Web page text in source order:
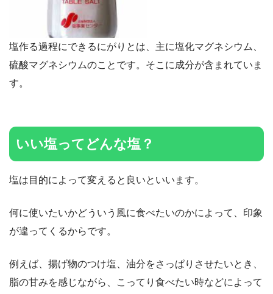
塩作る過程にできるにがりとは、主に塩化マグネシウム、
硫酸マグネシウムのことです。そこに成分が含まれていま
す。
いい塩ってどんな塩？
塩は目的によって変えると良いといいます。
何に使いたいかどういう風に食べたいのかによって、印象
が違ってくるからです。
例えば、揚げ物のつけ塩、油分をさっぱりさせたいとき、
脂の甘みを感じながら、こってり食べたい時などによって